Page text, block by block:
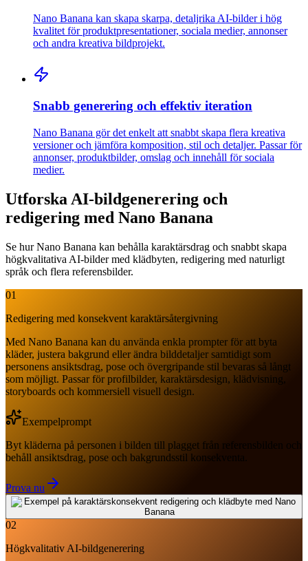
Nano Banana kan skapa skarpa, detaljrika AI-bilder i hög
kvalitet för produktpresentationer, sociala medier, annonser
och andra kreativa bildprojekt.
Snabb generering och effektiv iteration
Nano Banana gör det enkelt att snabbt skapa flera kreativa
versioner och jämföra komposition, stil och detaljer. Passar för
annonser, produktbilder, omslag och innehåll för sociala
medier.
Utforska AI-bildgenerering och
redigering med Nano Banana
Se hur Nano Banana kan behålla karaktärsdrag och snabbt skapa
högkvalitativa AI-bilder med klädbyten, redigering med naturligt
språk och flera referensbilder.
01
Redigering med konsekvent karaktärsåtergivning
Med Nano Banana kan du använda enkla prompter för att byta
kläder, justera bakgrund eller ändra bilddetaljer samtidigt som
personens ansiktsdrag, pose och övergripande stil bevaras så långt
som möjligt. Passar för profilbilder, karaktärsdesign, klädvisning,
storyboards och kommersiell visuell design.
Exempelprompt
Byt kläderna på personen i bilden till plagget från referensbilden och
behåll ansiktsdrag, pose och bakgrundsstil konsekventa.
Prova nu
02
Högkvalitativ AI-bildgenerering